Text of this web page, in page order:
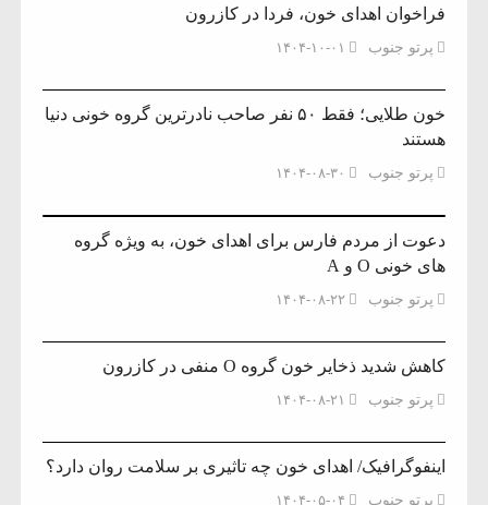
فراخوان اهدای خون، فردا در کازرون
پرتو جنوب ۱۴۰۴-۱۰-۰۱
خون طلایی؛ فقط ۵۰ نفر صاحب نادرترین گروه خونی دنیا
هستند
پرتو جنوب ۱۴۰۴-۰۸-۳۰
دعوت از مردم فارس برای اهدای خون، به ویژه گروه
های خونی O و A
پرتو جنوب ۱۴۰۴-۰۸-۲۲
کاهش شدید ذخایر خون گروه O منفی در کازرون
پرتو جنوب ۱۴۰۴-۰۸-۲۱
اینفوگرافیک/ اهدای خون چه تاثیری بر سلامت روان دارد؟
پرتو جنوب ۱۴۰۴-۰۵-۰۴